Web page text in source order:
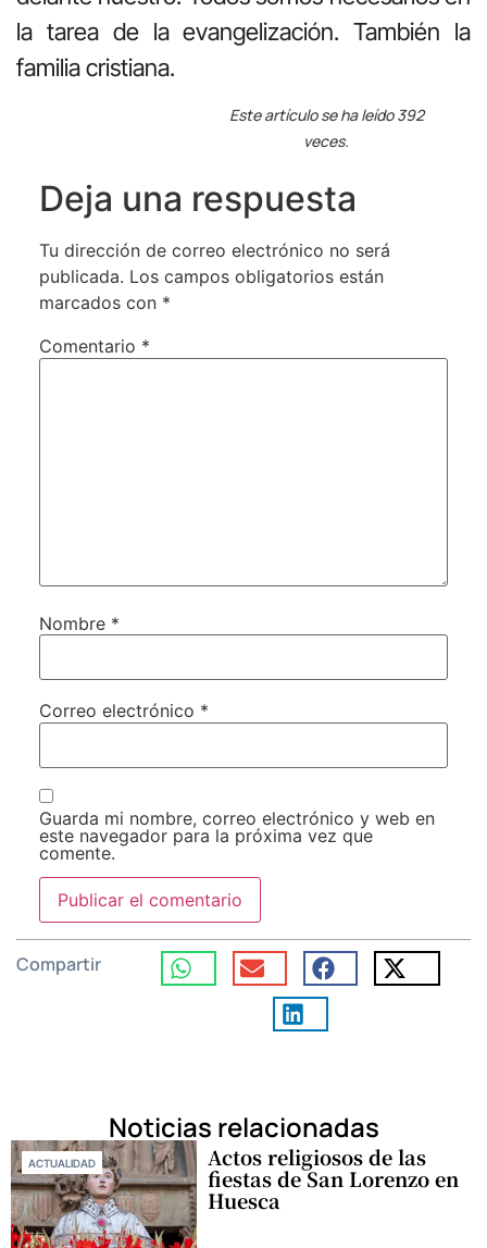
la tarea de la evangelización. También la
familia cristiana.
Este artículo se ha leído 392
veces.
Deja una respuesta
Tu dirección de correo electrónico no será
publicada. Los campos obligatorios están
marcados con *
Comentario *
Nombre *
Correo electrónico *
Guarda mi nombre, correo electrónico y web en
este navegador para la próxima vez que
comente.
Compartir
Noticias relacionadas
ACTUALIDAD Actos religiosos de las
fiestas de San Lorenzo en
Huesca